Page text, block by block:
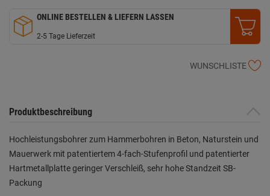
ONLINE BESTELLEN & LIEFERN LASSEN
2-5 Tage Lieferzeit
WUNSCHLISTE
Produktbeschreibung
Hochleistungsbohrer zum Hammerbohren in Beton, Naturstein und
Mauerwerk mit patentiertem 4-fach-Stufenprofil und patentierter
Hartmetallplatte geringer Verschleiß, sehr hohe Standzeit SB-
Packung